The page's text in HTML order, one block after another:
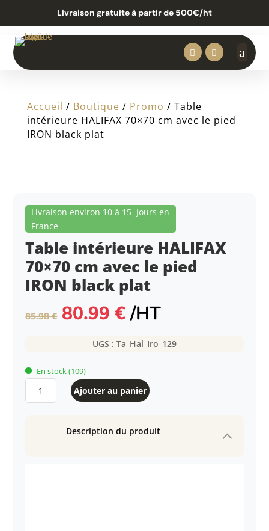
Livraison gratuite à partir de 500€/ht


Accueil / Boutique / Promo / Table
intérieure HALIFAX 70×70 cm avec le pied
IRON black plat
Livraison environ 10 à 15 Jours en
France
Table intérieure HALIFAX
70×70 cm avec le pied
IRON black plat
85.98€ Le
prix
initial
était :
85.98 €.
80.99€Le
prix
actuel
est :
/HT
UGS : Ta_Hal_Iro_129
En stock(109)
Ajouter au panier
Description du produit